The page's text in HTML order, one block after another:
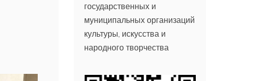
государственных и
муниципальных организаций
культуры, искусства и
народного творчества